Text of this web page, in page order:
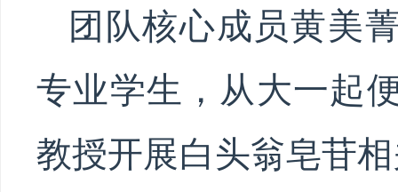
团队核心成员黄美
专业学生，从大一起
教授开展白头翁皂苷